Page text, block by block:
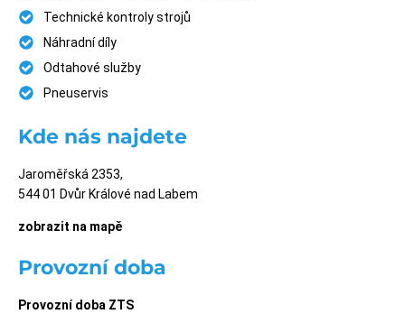
Technické kontroly strojů
Náhradní díly
Odtahové služby
Pneuservis
Kde nás najdete
Jaroměřská 2353,
544 01 Dvůr Králové nad Labem
zobrazit na mapě
Provozní doba
Provozní doba ZTS